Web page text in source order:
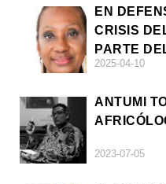
EN
CRISIS
PARTE
2025-04-10
ANTUMI
2023-07-05